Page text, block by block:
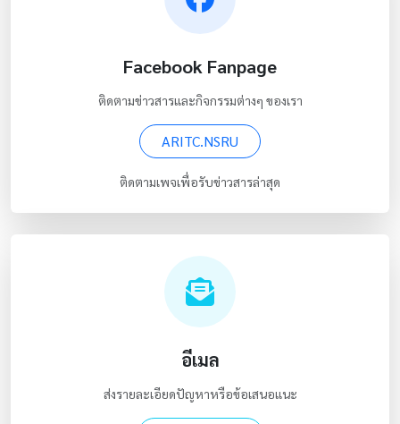
Facebook Fanpage
ติดตามข่าวสารและกิจกรรมต่างๆ ของเรา
ARITC.NSRU
ติดตามเพจเพื่อรับข่าวสารล่าสุด
อีเมล
ส่งรายละเอียดปัญหาหรือข้อเสนอแนะ